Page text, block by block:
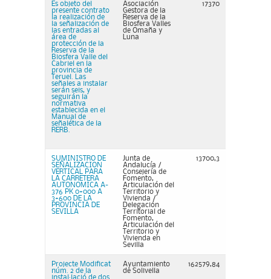
Es objeto del
presente contrato
la realización de
la señalización de
las entradas al
área de
protección de la
Reserva de la
Biosfera Valle del
Cabriel en la
provincia de
Teruel. Las
señales a instalar
serán seis, y
seguirán la
normativa
establecida en el
Manual de
señalética de la
RERB.
Asociación
Gestora de la
Reserva de la
Biosfera Valles
de Omaña y
Luna
17370
SUMINISTRO DE
SEÑALIZACION
VERTICAL PARA
LA CARRETERA
AUTONOMICA A-
376 PK 0+000 A
3+600 DE LA
PROVINCIA DE
SEVILLA
Junta de
Andalucía /
Consejería de
Fomento,
Articulación del
Territorio y
Vivienda /
Delegación
Territorial de
Fomento,
Articulación del
Territorio y
Vivienda en
Sevilla
13700,3
Projecte Modificat
núm. 2 de la
instal·lació de dos
Ayuntamiento
de Solivella
162579,84